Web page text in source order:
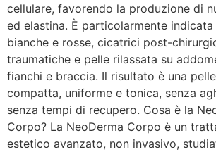
cellulare, favorendo la produzione di
ed elastina. È particolarmente
bianche e rosse, cicatrici post-
traumatiche e pelle rilassata su
fianchi e braccia. Il risultato è una
compatta, uniforme e tonica, senza
senza tempi di recupero. Cosa è la
Corpo? La NeoDerma Corpo è un
estetico avanzato, non invasivo,